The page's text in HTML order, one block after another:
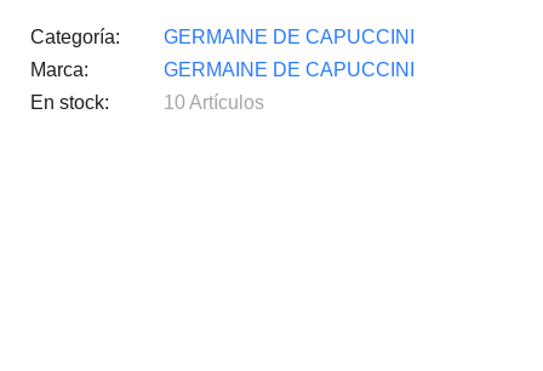
Categoría
GERMAINE DE CAPUCCINI
Marca
GERMAINE DE CAPUCCINI
En stock
10 Artículos